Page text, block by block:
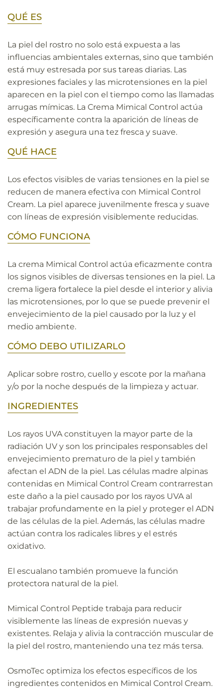
QUÉ ES
La piel del rostro no solo está expuesta a las
influencias ambientales externas, sino que también
está muy estresada por sus tareas diarias. Las
expresiones faciales y las microtensiones en la piel
aparecen en la piel con el tiempo como las llamadas
arrugas mímicas. La Crema Mimical Control actúa
específicamente contra la aparición de líneas de
expresión y asegura una tez fresca y suave.
QUÉ HACE
Los efectos visibles de varias tensiones en la piel se
reducen de manera efectiva con Mimical Control
Cream. La piel aparece juvenilmente fresca y suave
con líneas de expresión visiblemente reducidas.
CÓMO FUNCIONA
La crema Mimical Control actúa eficazmente contra
los signos visibles de diversas tensiones en la piel. La
crema ligera fortalece la piel desde el interior y alivia
las microtensiones, por lo que se puede prevenir el
envejecimiento de la piel causado por la luz y el
medio ambiente.
CÓMO DEBO UTILIZARLO
Aplicar sobre rostro, cuello y escote por la mañana
y/o por la noche después de la limpieza y actuar.
INGREDIENTES
Los rayos UVA constituyen la mayor parte de la
radiación UV y son los principales responsables del
envejecimiento prematuro de la piel y también
afectan el ADN de la piel. Las células madre alpinas
contenidas en Mimical Control Cream contrarrestan
este daño a la piel causado por los rayos UVA al
trabajar profundamente en la piel y proteger el ADN
de las células de la piel. Además, las células madre
actúan contra los radicales libres y el estrés
oxidativo.
El escualano también promueve la función
protectora natural de la piel.
Mimical Control Peptide trabaja para reducir
visiblemente las líneas de expresión nuevas y
existentes. Relaja y alivia la contracción muscular de
la piel del rostro, manteniendo una tez más tersa.
OsmoTec optimiza los efectos específicos de los
ingredientes contenidos en Mimical Control Cream.